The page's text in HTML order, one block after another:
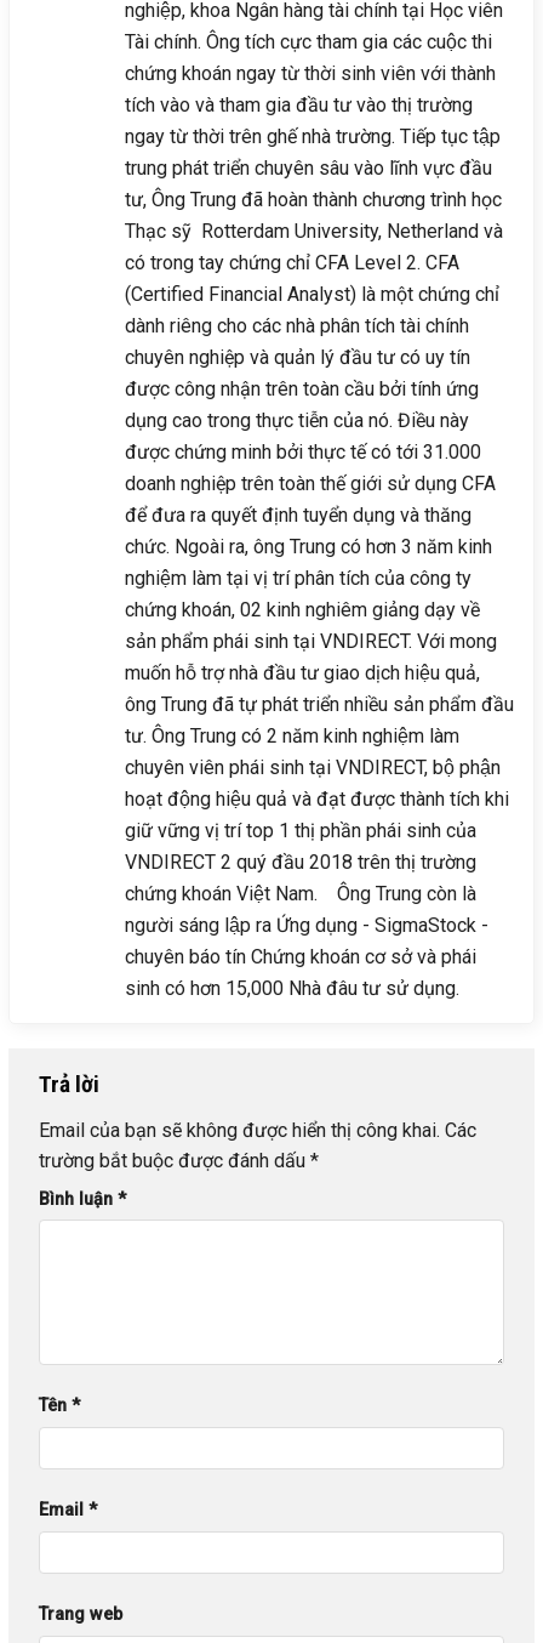
nghiệp, khoa Ngân hàng tài chính tại Học viên
Tài chính. Ông tích cực tham gia các cuộc thi
chứng khoán ngay từ thời sinh viên với thành
tích vào và tham gia đầu tư vào thị trường
ngay từ thời trên ghế nhà trường. Tiếp tục tập
trung phát triển chuyên sâu vào lĩnh vực đầu
tư, Ông Trung đã hoàn thành chương trình học
Thạc sỹ Rotterdam University, Netherland và
có trong tay chứng chỉ CFA Level 2. CFA
(Certified Financial Analyst) là một chứng chỉ
dành riêng cho các nhà phân tích tài chính
chuyên nghiệp và quản lý đầu tư có uy tín
được công nhận trên toàn cầu bởi tính ứng
dụng cao trong thực tiễn của nó. Điều này
được chứng minh bởi thực tế có tới 31.000
doanh nghiệp trên toàn thế giới sử dụng CFA
để đưa ra quyết định tuyển dụng và thăng
chức. Ngoài ra, ông Trung có hơn 3 năm kinh
nghiệm làm tại vị trí phân tích của công ty
chứng khoán, 02 kinh nghiêm giảng dạy về
sản phẩm phái sinh tại VNDIRECT. Với mong
muốn hỗ trợ nhà đầu tư giao dịch hiệu quả,
ông Trung đã tự phát triển nhiều sản phẩm đầu
tư. Ông Trung có 2 năm kinh nghiệm làm
chuyên viên phái sinh tại VNDIRECT, bộ phận
hoạt động hiệu quả và đạt được thành tích khi
giữ vững vị trí top 1 thị phần phái sinh của
VNDIRECT 2 quý đầu 2018 trên thị trường
chứng khoán Việt Nam. Ông Trung còn là
người sáng lập ra Ứng dụng - SigmaStock -
chuyên báo tín Chứng khoán cơ sở và phái
sinh có hơn 15,000 Nhà đâu tư sử dụng.
Trả lời
Email của bạn sẽ không được hiển thị công khai. Các
trường bắt buộc được đánh dấu *
Bình luận *
Tên *
Email *
Trang web